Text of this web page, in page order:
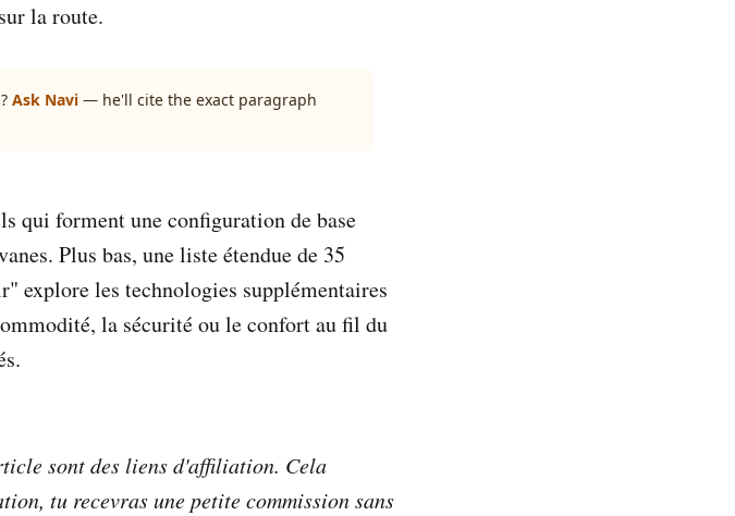
la route.
Ask Navi — he'll cite the exact paragraph
qui forment une configuration de base
Plus bas, une liste étendue de 35
explore les technologies supplémentaires
la sécurité ou le confort au fil du
sont des liens d'affiliation. Cela
tu recevras une petite commission sans